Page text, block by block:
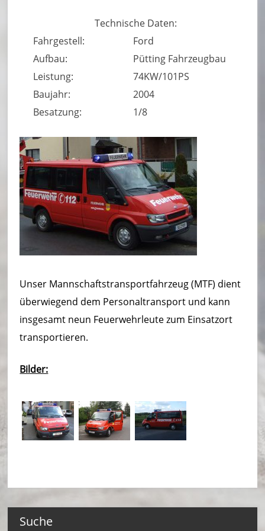
e
w
e
h
r
B
o
r
n
h
ei
m
–
L
ö
c
h
h
ei
Technische Daten:
Fahrgestell:
Ford
Aufbau:
Pütting Fahrzeugbau
Leistung:
74KW/101PS
Baujahr:
2004
Besatzung:
1/8
Unser Mannschaftstransportfahrzeug (MTF) dient
überwiegend dem Personaltransport und kann
insgesamt neun Feuerwehrleute zum Einsatzort
transportieren.
Bilder:
Suche